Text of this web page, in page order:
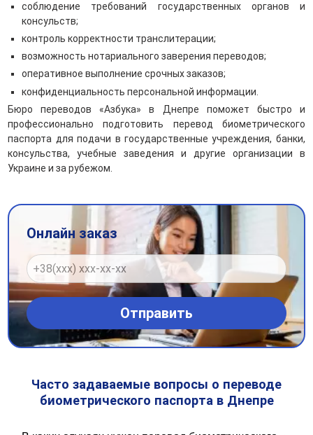
соблюдение требований государственных органов и
консульств;
контроль корректности транслитерации;
возможность нотариального заверения переводов;
оперативное выполнение срочных заказов;
конфиденциальность персональной информации.
Бюро переводов «Азбука» в Днепре поможет быстро и
профессионально подготовить перевод биометрического
паспорта для подачи в государственные учреждения, банки,
консульства, учебные заведения и другие организации в
Украине и за рубежом.
Онлайн заказ
Часто задаваемые вопросы о переводе
биометрического паспорта в Днепре